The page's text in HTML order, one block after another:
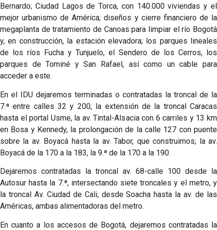
Bernardo; Ciudad Lagos de Torca, con 140.000 viviendas y el
mejor urbanismo de América; diseños y cierre financiero de la
megaplanta de tratamiento de Canoas para limpiar el río Bogotá
y, en construcción, la estación elevadora; los parques lineales
de los ríos Fucha y Tunjuelo, el Sendero de los Cerros, los
parques de Tominé y San Rafael, así como un cable para
acceder a este.
En el IDU dejaremos terminadas o contratadas la troncal de la
7.ª entre calles 32 y 200, la extensión de la troncal Caracas
hasta el portal Usme, la av. Tintal-Alsacia con 6 carriles y 13 km
en Bosa y Kennedy, la prolongación de la calle 127 con puente
sobre la av. Boyacá hasta la av. Tabor, que construimos; la av.
Boyacá de la 170 a la 183, la 9.ª de la 170 a la 190.
Dejaremos contratadas la troncal av. 68-calle 100 desde la
Autosur hasta la 7.ª, intersectando siete troncales y el metro, y
la troncal Av. Ciudad de Cali, desde Soacha hasta la av. de las
Américas, ambas alimentadoras del metro.
En cuanto a los accesos de Bogotá, dejaremos contratadas la